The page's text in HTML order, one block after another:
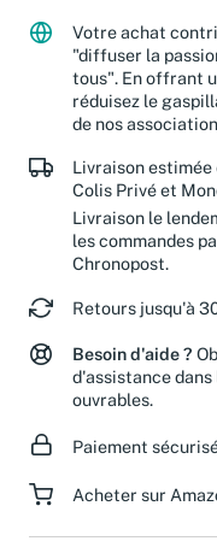
Votre achat
"diffuser la
tous". En offrant
réduisez le
de nos
Livraison estimée
Colis Privé et
Livraison le
les commandes
Chronopost.
Retours jusqu'à
Besoin d'aide ?
d'assistance
ouvrables.
Paiement
Acheter sur